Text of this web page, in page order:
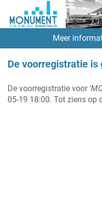
Meer
De voorregistratie is
De voorregistratie voor
05-19 18:00. Tot ziens op